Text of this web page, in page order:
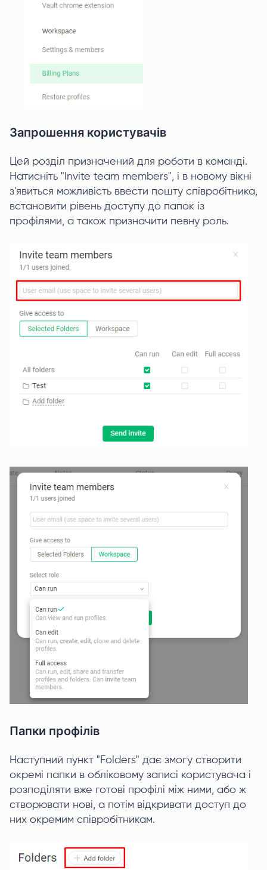
Запрошення користувачів
Цей розділ призначений для роботи в команді.
Натисніть "Invite team members", і в новому вікні
з'явиться можливість ввести пошту співробітника,
встановити рівень доступу до папок із
профілями, а також призначити певну роль.
Папки профілів
Наступний пункт "Folders" дає змогу створити
окремі папки в обліковому записі користувача і
розподіляти вже готові профілі між ними, або ж
створювати нові, а потім відкривати доступ до
них окремим співробітникам.